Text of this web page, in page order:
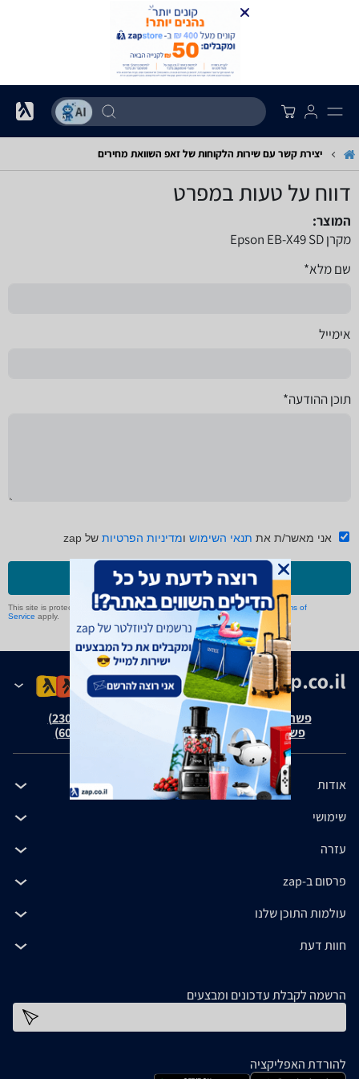
יצירת קשר עם שירות הלקוחות של זאפ השוואת מחירים
דווח על טעות במפרט
המוצר:
מקרן Epson EB-X49 SD
שם מלא*
אימייל
תוכן ההודעה*
אני מאשר/ת את תנאי השימוש ומדיניות הפרטיות של zap
שליחה
This site is protected by reCAPTCHA and the GooglePrivacy Policyand Terms of
Service apply.
פשרה בת"צ אבנצ'יק נ' זאפ גרופ (ת"צ 23008-08-20)
פשרה בת"צ כהנים נ' זאפ גרופ (ת"צ 60371-12-19)
אודות
שימושי
עזרה
פרסום ב-zap
עולמות התוכן שלנו
חוות דעת
הרשמה לקבלת עדכונים ומבצעים
להורדת האפליקציה